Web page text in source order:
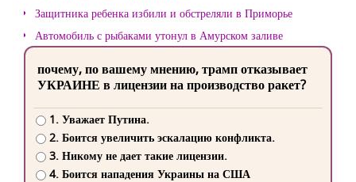
Защитника ребенка избили и обстреляли в Приморье
Автомобиль с рыбаками утонул в Амурском заливе
почему, по вашему мнению, трамп отказывает
УКРАИНЕ в лицензии на производство ракет?
1. Уважает Путина.
2. Боится увеличить эскалацию конфликта.
3. Никому не дает такие лицензии.
4. Боится нападения Украины на США